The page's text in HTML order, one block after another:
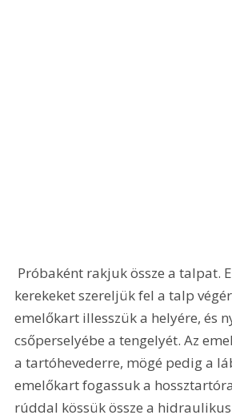
kerekeket szereljük fel a talp
emelőkart illesszük a helyére, és
csőperselyébe a tengelyét. Az
a tartóhevederre, mögé pedig a
emelőkart fogassuk a
rúddal kössük össze a